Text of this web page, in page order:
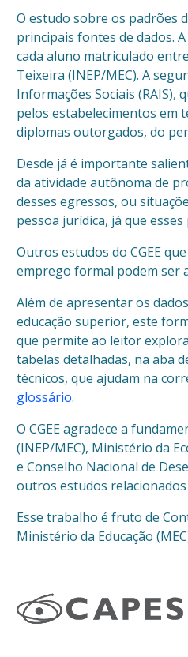
O estudo sobre os padrões
principais fontes de dados.
cada aluno matriculado
Teixeira (INEP/MEC). A
Informações Sociais
pelos estabelecimentos em
diplomas outorgados, do
Desde já é importante
da atividade autônoma de
desses egressos, ou
pessoa jurídica, já que
Outros estudos do CGEE
emprego formal podem ser
Além de apresentar os
educação superior, este
que permite ao leitor
tabelas detalhadas, na aba
técnicos, que ajudam na
glossário.
O CGEE agradece a
(INEP/MEC), Ministério da
e Conselho Nacional de
outros estudos
Esse trabalho é fruto de
Ministério da Educação